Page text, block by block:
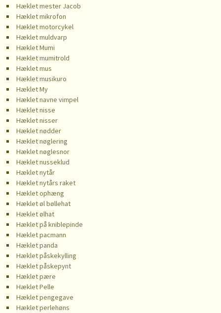
Hæklet mester Jacob
Hæklet mikrofon
Hæklet motorcykel
Hæklet muldvarp
Hæklet Mumi
Hæklet mumitrold
Hæklet mus
Hæklet musikuro
Hæklet My
Hæklet navne vimpel
Hæklet nisse
Hæklet nisser
Hæklet nødder
Hæklet nøglering
Hæklet nøglesnor
Hæklet nusseklud
Hæklet nytår
Hæklet nytårs raket
Hæklet ophæng
Hæklet øl bøllehat
Hæklet ølhat
Hæklet på kniblepinde
Hæklet pacmann
Hæklet panda
Hæklet påskekylling
Hæklet påskepynt
Hæklet pære
Hæklet Pelle
Hæklet pengegave
Hæklet perlehøns